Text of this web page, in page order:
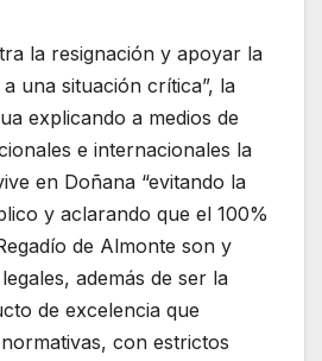
a la resignación y apoyar la
a una situación crítica”, la
explicando a medios de
e internacionales la
en Doñana “evitando la
y aclarando que el 100%
de Almonte son y
además de ser la
de excelencia que
, con estrictos